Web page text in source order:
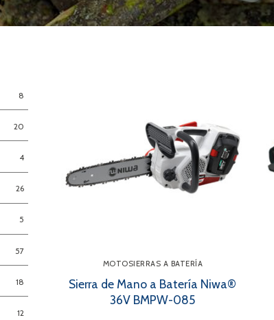
MOTOSIERRAS A BATERÍA
Sierra de Mano a Batería Niwa®
36V BMPW-085
8
20
4
26
5
57
18
12